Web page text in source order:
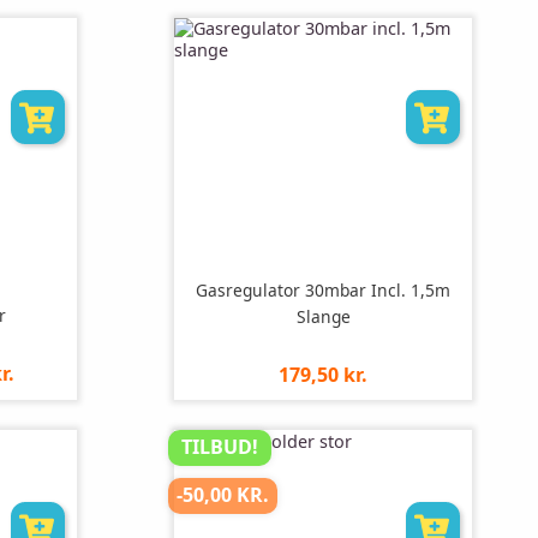
Gasregulator 30mbar Incl. 1,5m
Slange
Pris
179,50 kr.
TILBUD!
-50,00 KR.